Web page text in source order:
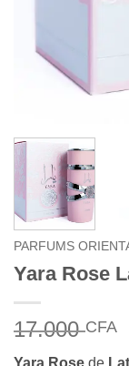
PARFUMS
Yara Rose
17.000CFA